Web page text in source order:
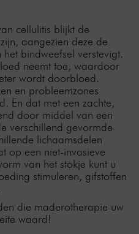
cellulitis blijkt de
aangezien deze de
bindweefsel verstevigt.
neemt toe, waardoor
wordt doorbloed.
en probleemzones
En dat met een zachte,
door middel van een
verschillend gevormde
lichaamsdelen
op een niet-invasieve
van het stokje kunt u
stimuleren, gifstoffen
die maderotherapie uw
waard!